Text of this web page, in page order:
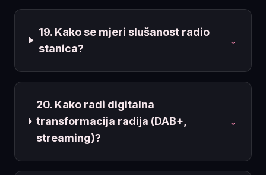
19. Kako se mjeri slušanost radio
stanica?
⌄
20. Kako radi digitalna
transformacija radija (DAB+,
streaming)?
⌄